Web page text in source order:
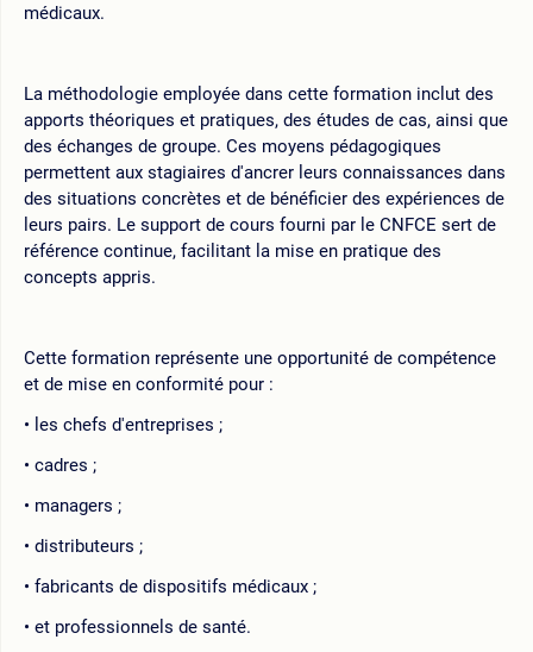
médicaux.
La méthodologie employée dans cette formation inclut des
apports théoriques et pratiques, des études de cas, ainsi que
des échanges de groupe. Ces moyens pédagogiques
permettent aux stagiaires d'ancrer leurs connaissances dans
des situations concrètes et de bénéficier des expériences de
leurs pairs. Le support de cours fourni par le CNFCE sert de
référence continue, facilitant la mise en pratique des
concepts appris.
Cette formation représente une opportunité de compétence
et de mise en conformité pour :
les chefs d'entreprises ;
cadres ;
managers ;
distributeurs ;
fabricants de dispositifs médicaux ;
et professionnels de santé.